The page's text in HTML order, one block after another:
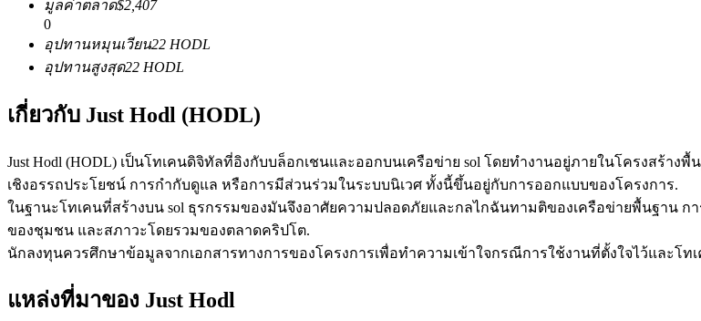
คัดลอกการซื้อขาย
เข้าร่วมกับเทรดเดอร์ชั้นนำ
มูลค่าตลาด$2,407
0
อุปทานหมุนเวียน22 HODL
อุปทานสูงสุด22 HODL
เกี่ยวกับ Just Hodl (HODL)
Just Hodl (HODL) เป็นโทเคนดิจิทัลที่อิงกับบล็อกเชนและออกบนเครือข่าย sol โดยทำงานอยู่ภายในโครงสร้า
เชิงอรรถประโยชน์ การกำกับดูแล หรือการมีส่วนร่วมในระบบนิเวศ ทั้งนี้ขึ้นอยู่กับการออกแบบของโครงการ.
ในฐานะโทเคนที่สร้างบน sol ธุรกรรมของมันจึงอาศัยความปลอดภัยและกลไกฉันทามติของเครือข่ายพื้นฐาน
ของชุมชน และสภาวะโดยรวมของตลาดคริปโต.
นักลงทุนควรศึกษาข้อมูลจากเอกสารทางการของโครงการเพื่อทำความเข้าใจกรณีการใช้งานที่ตั้งใจไว้และโท
แหล่งที่มาของ Just Hodl